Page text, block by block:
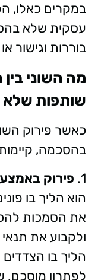
במקרים כאלו,
עסקית שלא
בוררות וגישור
מה השוני
שותפות
כאשר פירוק
בהסכמה,
1. פירוק
הוא הליך בו
את הסמכות
ולקבוע את
הליך בו
לפתרון מוסכם.